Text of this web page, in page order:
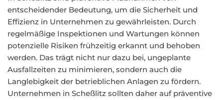
entscheidender Bedeutung, um die Sicherheit und
Effizienz in Unternehmen zu gewährleisten. Durch
regelmäßige Inspektionen und Wartungen können
potenzielle Risiken frühzeitig erkannt und behoben
werden. Das trägt nicht nur dazu bei, ungeplante
Ausfallzeiten zu minimieren, sondern auch die
Langlebigkeit der betrieblichen Anlagen zu fördern.
Unternehmen in Scheßlitz sollten daher auf präventive